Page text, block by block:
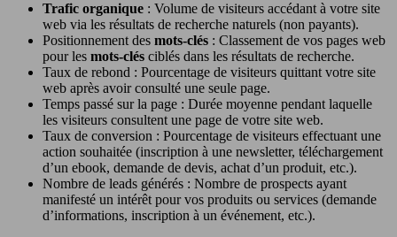
Trafic organique : Volume de visiteurs accédant à votre site
web via les résultats de recherche naturels (non payants).
Positionnement des mots-clés : Classement de vos pages web
pour les mots-clés ciblés dans les résultats de recherche.
Taux de rebond : Pourcentage de visiteurs quittant votre site
web après avoir consulté une seule page.
Temps passé sur la page : Durée moyenne pendant laquelle
les visiteurs consultent une page de votre site web.
Taux de conversion : Pourcentage de visiteurs effectuant une
action souhaitée (inscription à une newsletter, téléchargement
d’un ebook, demande de devis, achat d’un produit, etc.).
Nombre de leads générés : Nombre de prospects ayant
manifesté un intérêt pour vos produits ou services (demande
d’informations, inscription à un événement, etc.).